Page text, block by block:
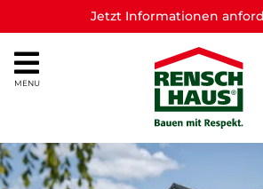
Jetzt Informationen
MENU